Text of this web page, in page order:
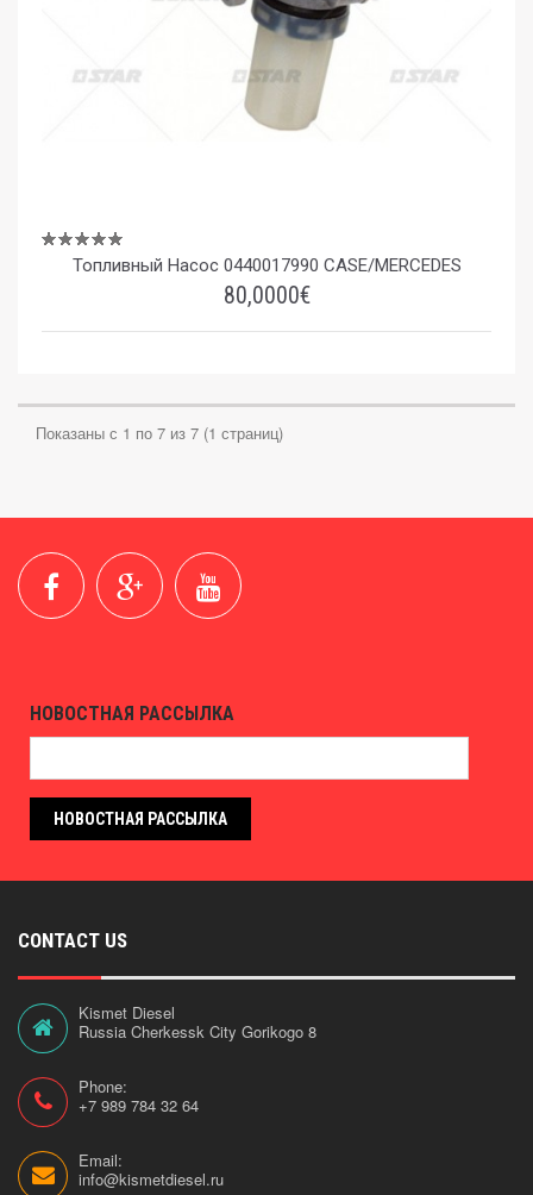
Топливный Насос 0440017990 CASE/MERCEDES
80,0000€
Показаны с 1 по 7 из 7 (1 страниц)
НОВОСТНАЯ РАССЫЛКА
НОВОСТНАЯ РАССЫЛКА
CONTACT US
Kismet Diesel
Russia Cherkessk City Gorikogo 8
Phone:
+7 989 784 32 64
Email:
info@kismetdiesel.ru